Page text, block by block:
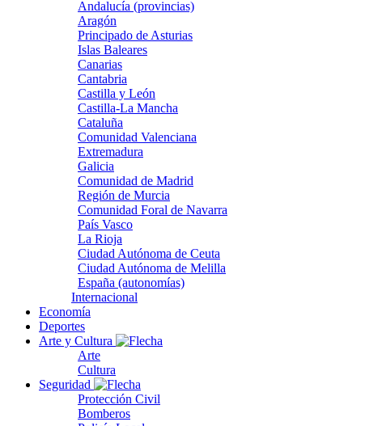
Andalucía (provincias)
Aragón
Principado de Asturias
Islas Baleares
Canarias
Cantabria
Castilla y León
Castilla-La Mancha
Cataluña
Comunidad Valenciana
Extremadura
Galicia
Comunidad de Madrid
Región de Murcia
Comunidad Foral de Navarra
País Vasco
La Rioja
Ciudad Autónoma de Ceuta
Ciudad Autónoma de Melilla
España (autonomías)
Internacional
Economía
Deportes
Arte y Cultura
Arte
Cultura
Seguridad
Protección Civil
Bomberos